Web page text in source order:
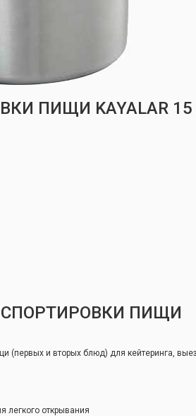
ПИЩИ KAYALAR 15
ПИЩИ
(первых и вторых блюд) для кейтеринга,
легкого открывания